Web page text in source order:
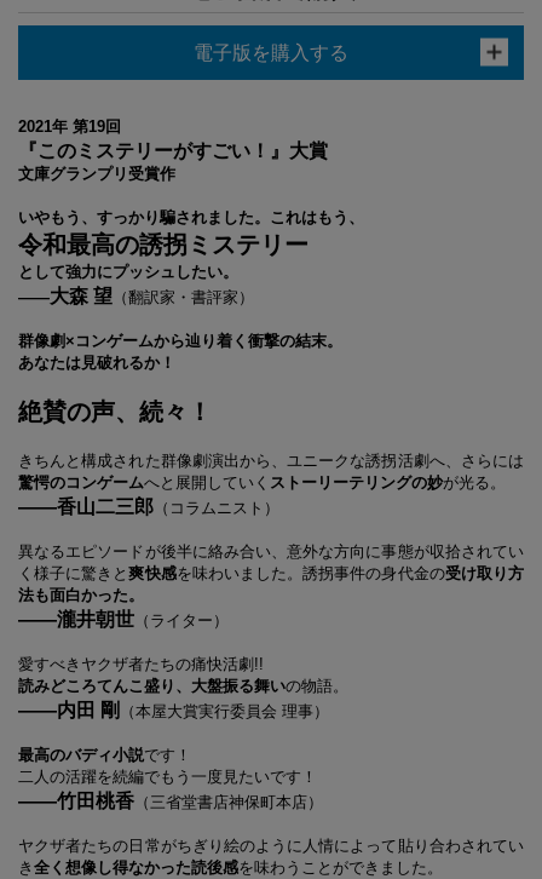
電子版を購入する
2021年 第19回
『このミステリーがすごい！』大賞
文庫グランプリ受賞作
いやもう、すっかり騙されました。これはもう、
令和最高の誘拐ミステリー
として強力にプッシュしたい。
――大森 望 （翻訳家・書評家）
群像劇×コンゲームから辿り着く衝撃の結末。
あなたは見破れるか！
絶賛の声、続々！
きちんと構成された群像劇演出から、ユニークな誘拐活劇へ、さらには
驚愕のコンゲームへと展開していく ストーリーテリングの妙が光る。
――香山二三郎 （コラムニスト）
異なるエピソードが後半に絡み合い、意外な方向に事態が収拾されてい
く様子に驚きと爽快感を味わいました。誘拐事件の身代金の受け取り方
法も面白かった。
――瀧井朝世 （ライター）
愛すべきヤクザ者たちの痛快活劇!!
読みどころてんこ盛り、大盤振る舞いの物語。
――内田 剛 （本屋大賞実行委員会 理事）
最高のバディ小説です！
二人の活躍を続編でもう一度見たいです！
――竹田桃香 （三省堂書店神保町本店）
ヤクザ者たちの日常がちぎり絵のように人情によって貼り合わされてい
き 全く想像し得なかった読後感を味わうことができました。